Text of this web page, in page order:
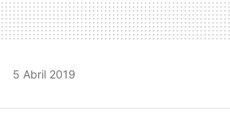
5 Abril 2019